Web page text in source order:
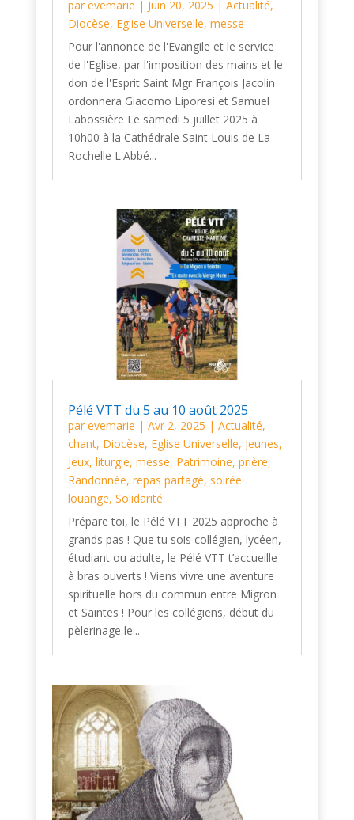
par evemarie | Juin 20, 2025 | Actualité,
Diocèse, Eglise Universelle, messe
Pour l'annonce de l'Evangile et le service
de l'Eglise, par l'imposition des mains et le
don de l'Esprit Saint Mgr François Jacolin
ordonnera Giacomo Liporesi et Samuel
Labossière Le samedi 5 juillet 2025 à
10h00 à la Cathédrale Saint Louis de La
Rochelle L'Abbé...
Pélé VTT du 5 au 10 août 2025
par evemarie | Avr 2, 2025 | Actualité,
chant, Diocèse, Eglise Universelle, Jeunes,
Jeux, liturgie, messe, Patrimoine, prière,
Randonnée, repas partagé, soirée
louange, Solidarité
Prépare toi, le Pélé VTT 2025 approche à
grands pas ! Que tu sois collégien, lycéen,
étudiant ou adulte, le Pélé VTT t’accueille
à bras ouverts ! Viens vivre une aventure
spirituelle hors du commun entre Migron
et Saintes ! Pour les collégiens, début du
pèlerinage le...